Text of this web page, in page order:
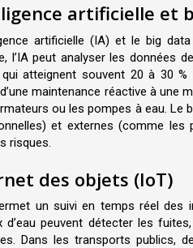
artificielle et
artificielle (IA) et le big
l’IA peut analyser les données
atteignent souvent 20 à 30
maintenance réactive à une
ou les pompes à eau. Le
et externes (comme les
risques.
des objets (IoT)
un suivi en temps réel des
d’eau peuvent détecter les
Dans les transports publics,